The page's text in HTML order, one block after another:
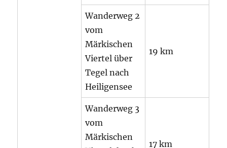
Wanderweg 2
vom
Märkischen
Viertel über
Tegel nach
Heiligensee
19 km
Wanderweg 3
vom
Märkischen
17 km